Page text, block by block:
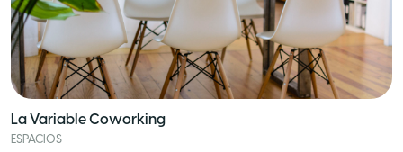
La Variable Coworking
ESPACIOS